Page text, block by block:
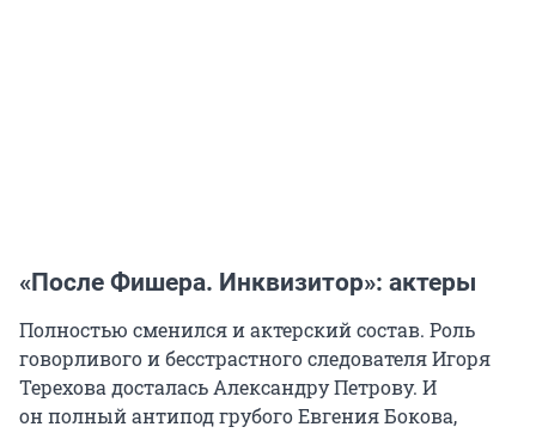
«После Фишера. Инквизитор»: актеры
Полностью сменился и актерский состав. Роль
говорливого и бесстрастного следователя Игоря
Терехова досталась Александру Петрову. И
он полный антипод грубого Евгения Бокова,